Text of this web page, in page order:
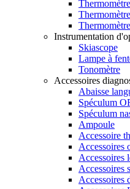
Instrumentation
Skiascope
Lampe à
Tonomètre
Accessoires
Abaisse
Spéculum
Spéculum
Ampoule
Accessoire
Accessoires
Accessoires
Accessoires
Accessoires